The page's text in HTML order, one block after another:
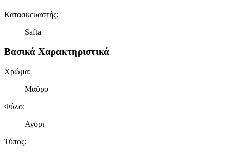
Κατασκευαστής:
Safta
Βασικά Χαρακτηριστικά
Χρώμα:
Μαύρο
Φύλο:
Αγόρι
Τύπος: